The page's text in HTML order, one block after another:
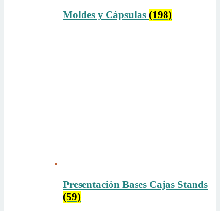
Moldes y Cápsulas (198)
Presentación Bases Cajas Stands
(59)